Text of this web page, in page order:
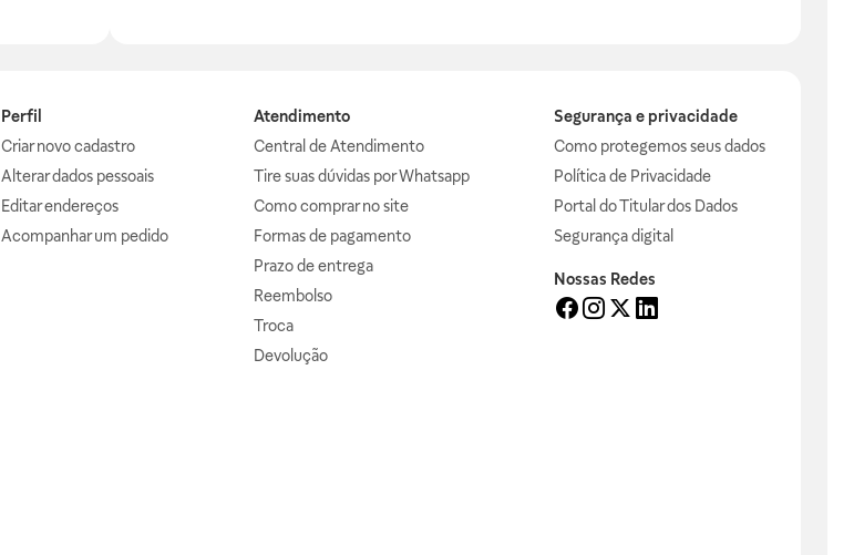
Perfil
Criar novo cadastro
Alterar dados pessoais
Editar endereços
Acompanhar um pedido
Atendimento
Central de Atendimento
Tire suas dúvidas por Whatsapp
Como comprar no site
Formas de pagamento
Prazo de entrega
Reembolso
Troca
Devolução
Segurança e privacidade
Como protegemos seus dados
Política de Privacidade
Portal do Titular dos Dados
Segurança digital
Nossas Redes